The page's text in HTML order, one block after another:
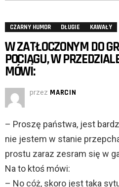
CZARNY HUMOR DŁUGIE KAWAŁY
W ZATŁOCZONYM DO
POCIĄGU, W
MÓWI:
przez MARCIN
– Proszę państwa, jest
nie jestem w stanie
prostu zaraz zesram się w
Na to ktoś mówi:
– No cóż, skoro jest taka